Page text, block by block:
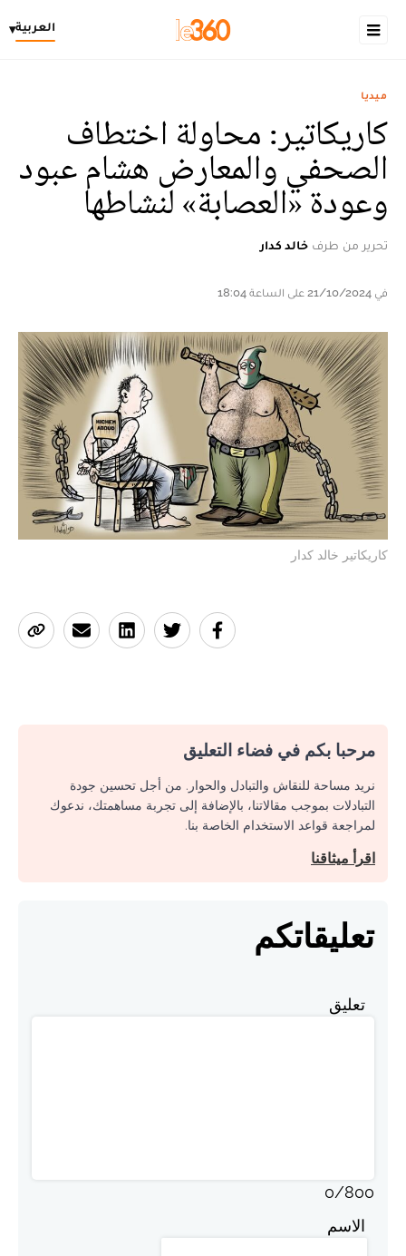
العربية▾
ميديا
كاريكاتير: محاولة اختطاف
الصحفي والمعارض هشام عبود
وعودة «العصابة» لنشاطها
تحرير من طرف خالد كدار
في 21/10/2024 على الساعة 18:04
كاريكاتير خالد كدار
مرحبا بكم في فضاء التعليق
نريد مساحة للنقاش والتبادل والحوار. من أجل تحسين جودة
التبادلات بموجب مقالاتنا، بالإضافة إلى تجربة مساهمتك، ندعوك
لمراجعة قواعد الاستخدام الخاصة بنا.
اقرأ ميثاقنا
تعليقاتكم
تعليق
0/800
الاسم